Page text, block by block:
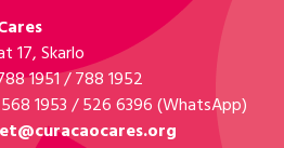
17, Skarlo
1951 / 788 1952
1953 / 526 6396 (WhatsApp)